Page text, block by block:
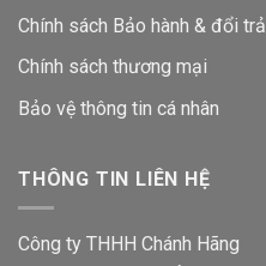
Chính sách Bảo hành & đổi trả
Chính sách thương mại
Bảo vệ thông tin cá nhân
THÔNG TIN LIÊN HỆ
Công ty THHH Chánh Hãng